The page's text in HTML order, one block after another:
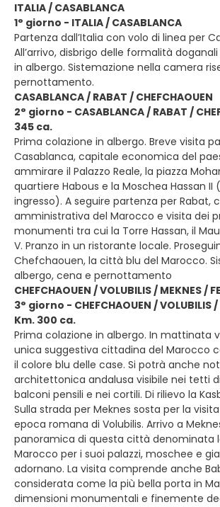
ITALIA / CASABLANCA
1° giorno - ITALIA / CASABLANCA
Partenza dall’Italia con volo di linea per
All’arrivo, disbrigo delle formalità
in albergo. Sistemazione nella camera
pernottamento.
CASABLANCA / RABAT / CHEFCHAOUEN
2° giorno - CASABLANCA / RABAT /
345 ca.
Prima colazione in albergo. Breve visita
Casablanca, capitale economica del
ammirare il Palazzo Reale, la piazza
quartiere Habous e la Moschea Hassan II
ingresso). A seguire partenza per Rabat,
amministrativa del Marocco e visita dei
monumenti tra cui la Torre Hassan, il
V. Pranzo in un ristorante locale.
Chefchaouen, la città blu del Marocco.
albergo, cena e pernottamento
CHEFCHAOUEN / VOLUBILIS / MEKNES /
3° giorno - CHEFCHAOUEN / VOLUBILIS /
Km. 300 ca.
Prima colazione in albergo. In mattinata
unica suggestiva cittadina del Marocco
il colore blu delle case. Si potrà anche
architettonica andalusa visibile nei tetti
balconi pensili e nei cortili. Di rilievo la
Sulla strada per Meknes sosta per la
epoca romana di Volubilis. Arrivo a
panoramica di questa città denominata
Marocco per i suoi palazzi, moschee e
adornano. La visita comprende anche
considerata come la più bella porta in
dimensioni monumentali e finemente